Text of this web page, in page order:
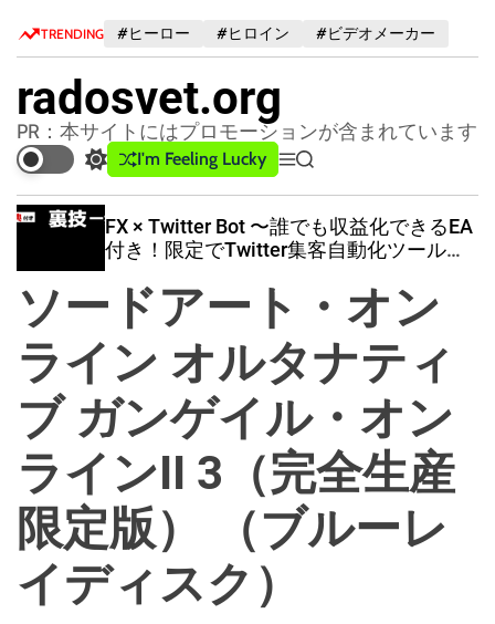
TRENDING #ヒーロー #ヒロイン #ビデオメーカー
radosvet.org
PR：本サイトにはプロモーションが含まれています
S
w
i
t
c
o
r
e
I'm Feeling Lucky
M
e
u
S
e
r
c
FX × Twitter Bot 〜誰でも収益化できるEA
付き！限定でTwitter集客自動化ツールも
ソードアート・オン
ライン オルタナティ
ブ ガンゲイル・オン
ラインII 3（完全生産
限定版） （ブルーレ
イディスク）